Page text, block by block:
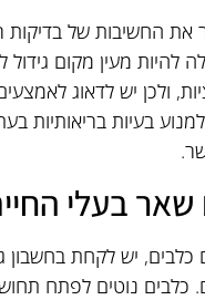
את החשיבות של בדיקות
להיות מעין מקום
ולכן יש לדאוג
בעיות בריאותיות
בעלי
יש לקחת
כלבים נוטים לפתח